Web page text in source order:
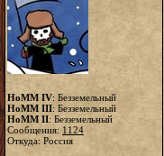
HoMM IV: Безземельный
HoMM III: Безземельный
HoMM II: Безземельный
Сообщения: 1124
Откуда: Россия